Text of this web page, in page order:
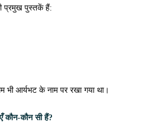
प्रमुख पुस्तकें हैं:
भी आर्यभट के नाम पर रखा गया था।
कौन-कौन सी हैं?